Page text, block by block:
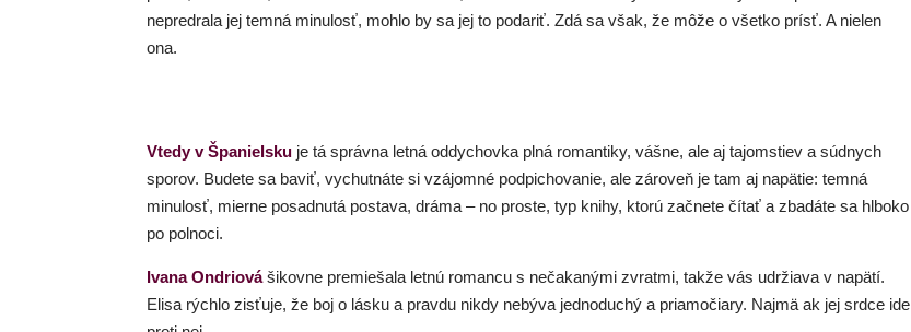
nepredrala jej temná minulosť, mohlo by sa jej to podariť. Zdá sa však, že môže o všetko prísť. A nielen
ona.
Vtedy v Španielsku je tá správna letná oddychovka plná romantiky, vášne, ale aj tajomstiev a súdnych
sporov. Budete sa baviť, vychutnáte si vzájomné podpichovanie, ale zároveň je tam aj napätie: temná
minulosť, mierne posadnutá postava, dráma – no proste, typ knihy, ktorú začnete čítať a zbadáte sa hlboko
po polnoci.
Ivana Ondriovášikovne premiešala letnú romancu s nečakanými zvratmi, takže vás udržiava v napätí.
Elisa rýchlo zisťuje, že boj o lásku a pravdu nikdy nebýva jednoduchý a priamočiary. Najmä ak jej srdce ide